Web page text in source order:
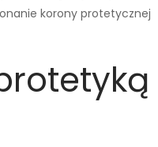
korony protetycznej